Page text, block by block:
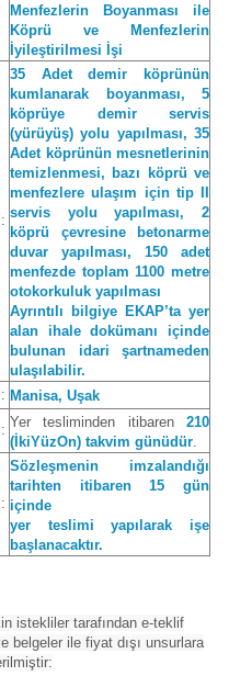
Menfezlerin Boyanması ile
Köprü ve Menfezlerin
İyileştirilmesi İşi
:
35 Adet demir köprünün
kumlanarak boyanması, 5
köprüye demir servis
(yürüyüş) yolu yapılması, 35
Adet köprünün mesnetlerinin
temizlenmesi, bazı köprü ve
menfezlere ulaşım için tip II
servis yolu yapılması, 2
köprü çevresine betonarme
duvar yapılması, 150 adet
menfezde toplam 1100 metre
otokorkuluk yapılması
Ayrıntılı bilgiye EKAP’ta yer
alan ihale dokümanı içinde
bulunan idari şartnameden
ulaşılabilir.
: Manisa, Uşak
: Yer tesliminden itibaren 210
(İkiYüzOn) takvim günüdür.
:
Sözleşmenin imzalandığı
tarihten itibaren 15 gün
içinde
yer teslimi yapılarak işe
başlanacaktır.
istekliler tarafından e-teklif
belgeler ile fiyat dışı unsurlara